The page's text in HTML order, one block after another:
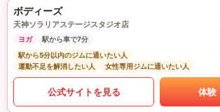
ボディーズ
天神ソラリアステージスタジオ店
ヨガ
駅から車で7分
駅から5分以内のジムに通いたい人
運動不足を解消したい人
女性専用ジムに通いたい人
公式サイトを見る 体験